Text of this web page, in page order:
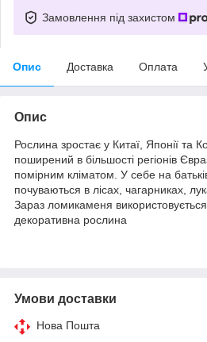
Замовлення під захистом
Опис Доставка Оплата
Опис
Рослина зростає у Китаї, Японії та
поширений в більшості регіонів
помірним кліматом. У себе на
почуваються в лісах, чагарниках,
Зараз ломикаменя використовується
декоративна рослина
Умови доставки
Нова Пошта